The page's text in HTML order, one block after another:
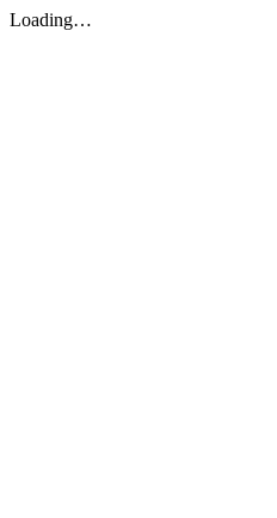
Loading…